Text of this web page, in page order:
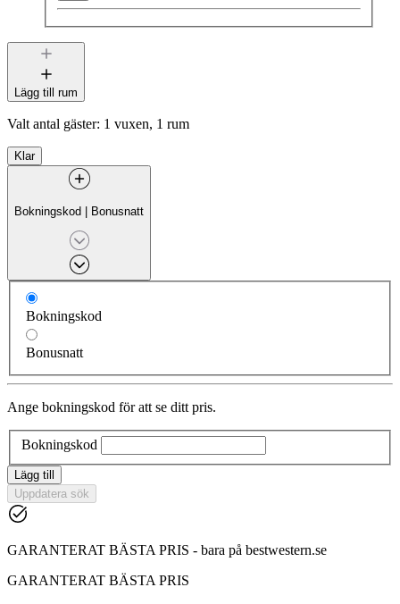
Lägg till rum
Valt antal gäster: 1 vuxen, 1 rum
Klar
Bokningskod | Bonusnatt
Bokningskod
Bonusnatt
Ange bokningskod för att se ditt pris.
Bokningskod
Lägg till
Uppdatera sök
GARANTERAT BÄSTA PRIS - bara på bestwestern.se
GARANTERAT BÄSTA PRIS